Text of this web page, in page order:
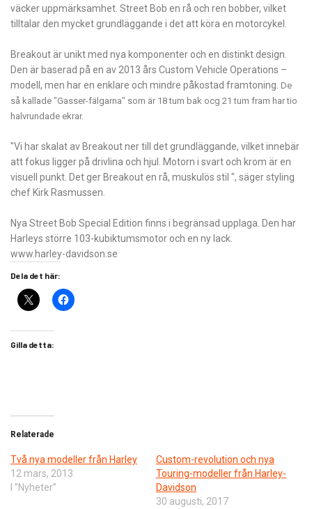
väcker uppmärksamhet. Street Bob en rå och ren bobber, vilket
tilltalar den mycket grundläggande i det att köra en motorcykel.
Breakout är unikt med nya komponenter och en distinkt design.
Den är baserad på en av 2013 års Custom Vehicle Operations –
modell, men har en enklare och mindre påkostad framtoning. De
så kallade "Gasser-fälgarna" som är 18 tum bak ocg 21 tum fram har tio
halvrundade ekrar.
"Vi har skalat av Breakout ner till det grundläggande, vilket innebär
att fokus ligger på drivlina och hjul. Motorn i svart och krom är en
visuell punkt. Det ger Breakout en rå, muskulös stil ", säger styling
chef Kirk Rasmussen.
Nya Street Bob Special Edition finns i begränsad upplaga. Den har
Harleys större 103-kubiktumsmotor och en ny lack.
www.harley-davidson.se
Dela det här:
Gilla detta:
Relaterade
Två nya modeller från Harley
12 mars, 2013
I ”Nyheter”
Custom-revolution och nya
Touring-modeller från Harley-
Davidson
30 augusti, 2017